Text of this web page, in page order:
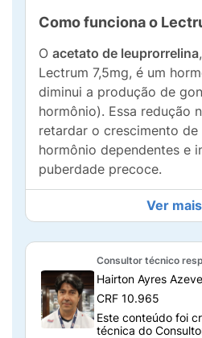
Como funciona o
O acetato de leuprorrelina
Lectrum 7,5mg, é um
diminui a produção de
hormônio). Essa redução
retardar o crescimento de
hormônio dependentes e
puberdade precoce.
Qual a composição de
alguns excipientes. Os
substâncias adicionadas
facilitar a administração
Ver
Consultor técnico
Hairton Ayres
CRF 10.965
Este conteúdo foi
técnica do